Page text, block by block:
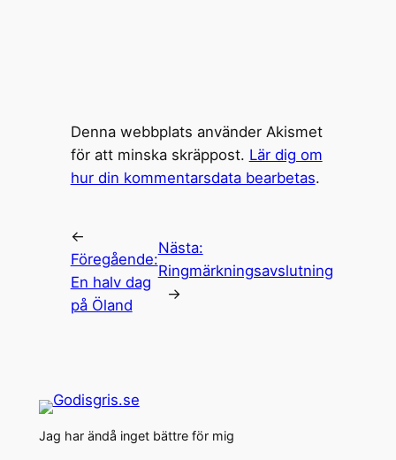
Denna webbplats använder Akismet
för att minska skräppost. Lär dig om
hur din kommentarsdata bearbetas.
←
Föregående:
En halv dag
på Öland
Nästa:
Ringmärkningsavslutning
→
Jag har ändå inget bättre för mig